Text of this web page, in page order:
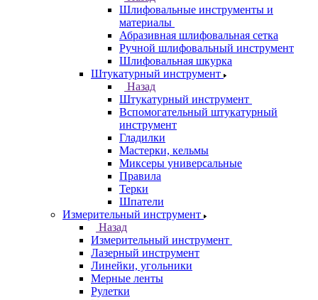
Шлифовальные инструменты и
материалы
Абразивная шлифовальная сетка
Ручной шлифовальный инструмент
Шлифовальная шкурка
Штукатурный инструмент
Назад
Штукатурный инструмент
Вспомогательный штукатурный
инструмент
Гладилки
Мастерки, кельмы
Миксеры универсальные
Правила
Терки
Шпатели
Измерительный инструмент
Назад
Измерительный инструмент
Лазерный инструмент
Линейки, угольники
Мерные ленты
Рулетки